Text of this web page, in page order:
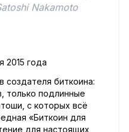
Nakamoto
2015 года
создателя биткоина:
только подлинные
с которых всё
«Биткоин для
для настоящих